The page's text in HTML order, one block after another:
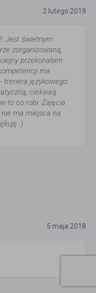
2 lutego 2019
Jest świetnym
zorganizowaną,
przekonałam
ma
trenera językowego.
ciekawą
to co robi. Zajęcia
ma miejsca na
:)
5 maja 2018